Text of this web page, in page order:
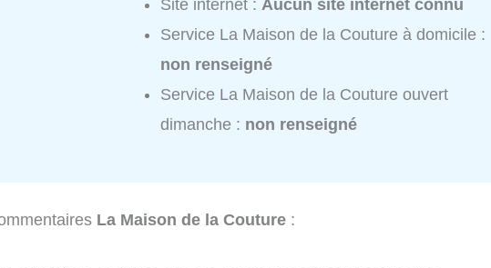
Site internet : Aucun site internet connu
Service La Maison de la Couture à domicile :
non renseigné
Service La Maison de la Couture ouvert
dimanche : non renseigné
La Maison de la Couture :